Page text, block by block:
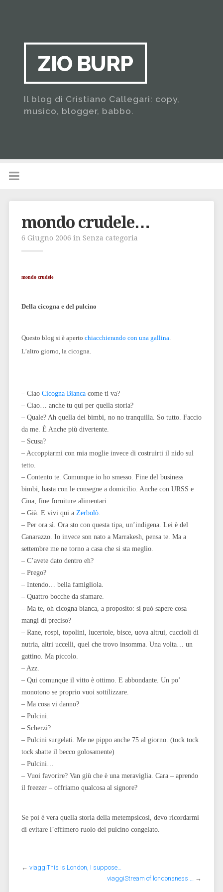
ZIO BURP
Il blog di Cristiano Callegari: copy,
musico, blogger, babbo.
mondo crudele…
6 Giugno 2006 in Senza categoria
mondo crudele
Della cicogna e del pulcino
Questo blog si è aperto chiacchierando con una gallina.
L’altro giorno, la cicogna.
– Ciao Cicogna Biancacome ti va?
– Ciao… anche tu qui per quella storia?
– Quale? Ah quella dei bimbi, no no tranquilla. So tutto. Faccio
da me. È Anche più divertente.
– Scusa?
– Accoppiarmi con mia moglie invece di costruirti il nido sul
tetto.
– Contento te. Comunque io ho smesso. Fine del business
bimbi, basta con le consegne a domicilio. Anche con URSS e
Cina, fine forniture alimentari.
– Già. E vivi qui a Zerbolò.
– Per ora sì. Ora sto con questa tipa, un’indigena. Lei è del
Canarazzo. Io invece son nato a Marrakesh, pensa te. Ma a
settembre me ne torno a casa che si sta meglio.
– C’avete dato dentro eh?
– Prego?
– Intendo… bella famigliola.
– Quattro bocche da sfamare.
– Ma te, oh cicogna bianca, a proposito: si può sapere cosa
mangi di preciso?
– Rane, rospi, topolini, lucertole, bisce, uova altrui, cuccioli di
nutria, altri uccelli, quel che trovo insomma. Una volta… un
gattino. Ma piccolo.
– Azz.
– Qui comunque il vitto è ottimo. E abbondante. Un po’
monotono se proprio vuoi sottilizzare.
– Ma cosa vi danno?
– Pulcini.
– Scherzi?
– Pulcini surgelati. Me ne pippo anche 75 al giorno. (tock tock
tock sbatte il becco golosamente)
– Pulcini…
– Vuoi favorire? Van giù che è una meraviglia. Cara – aprendo
il freezer – offriamo qualcosa al signore?
Se poi è vera quella storia della metempsicosi, devo ricordarmi
di evitare l’effimero ruolo del pulcino congelato.
← viaggiThis is London, I suppose…
viaggiStream of londonsness … →